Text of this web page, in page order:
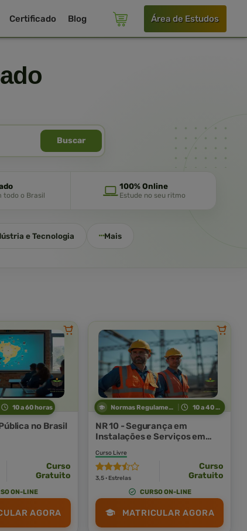
Certificado Blog Área de Estudos
Buscar
todo o Brasil
100% Online
Estude no seu ritmo
e Tecnologia Mais
10 a 60 horas
no Brasil
Curso
Gratuito
ON-LINE
AGORA
Normas Regulamentadoras 10 a 40 horas
NR 10 - Segurança em
Instalações e Serviços em
Curso Livre
3,5 · Estrelas
Curso
Gratuito
CURSO ON-LINE
MATRICULAR AGORA